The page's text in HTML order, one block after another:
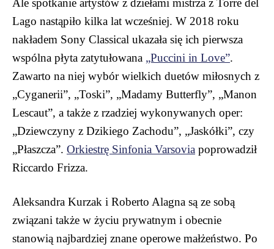
Lago nastąpiło kilka lat wcześniej. W 2018 roku
nakładem Sony Classical ukazała się ich pierwsza
wspólna płyta zatytułowana „Puccini in Love”.
Zawarto na niej wybór wielkich duetów miłosnych z
„Cyganerii”, „Toski”, „Madamy Butterfly”, „Manon
Lescaut”, a także z rzadziej wykonywanych oper:
„Dziewczyny z Dzikiego Zachodu”, „Jaskółki”, czy
„Płaszcza”. Orkiestrę Sinfonia Varsovia poprowadził
Riccardo Frizza.
Aleksandra Kurzak i Roberto Alagna są ze sobą
związani także w życiu prywatnym i obecnie
stanowią najbardziej znane operowe małżeństwo. Po